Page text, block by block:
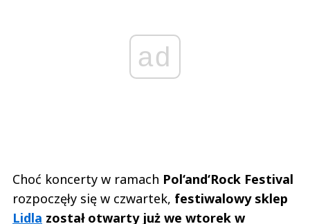
ad
Choć koncerty w ramach Pol‘and‘Rock Festival
rozpoczęły się w czwartek, festiwalowy sklep
Lidla został otwarty już we wtorek w